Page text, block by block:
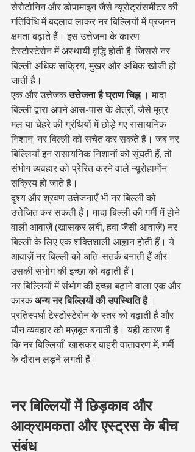
सेरोटोनिन और डोपामाइन जैसे न्यूरोट्रांसमीटर की
गतिविधि में बदलाव लाकर नर बिल्लियों में प्रजनन
क्षमता बढ़ाते हैं। इस उत्तेजना के कारण
टेस्टोस्टेरोन में अस्थायी वृद्धि होती है, जिससे नर
बिल्ली अधिक सक्रिय, मुखर और अधिक खोजी हो
जाती है।
एक और उत्तेजक उत्तेजना है घ्राण चिह्न । मादा
बिल्ली द्वारा अपने आस-पास के क्षेत्रों, जैसे मूत्र,
मल या चेहरे की ग्रंथियों में छोड़े गए रासायनिक
निशान, नर बिल्ली को सचेत कर सकते हैं। जब नर
बिल्लियाँ इन रासायनिक निशानों को सूंघती हैं, तो
संभोग व्यवहार को प्रेरित करने वाले न्यूरोहार्मोन
सक्रिय हो जाते हैं।
दृश्य और श्रवण उत्तेजनाएँ भी नर बिल्ली को
उत्तेजित कर सकती हैं। मादा बिल्ली की गर्मी में होने
वाली आवाज़ें (खासकर लंबी, हवा जैसी आवाज़ें) नर
बिल्ली के लिए एक शक्तिशाली आह्वान होती हैं। ये
आवाज़ें नर बिल्ली को अति-सतर्क बनाती हैं और
उसकी संभोग की इच्छा को बढ़ाती हैं।
नर बिल्लियों में संभोग की इच्छा बढ़ाने वाला एक और
कारक अन्य नर बिल्लियों की उपस्थिति है ।
प्रतिस्पर्धा टेस्टोस्टेरोन के स्तर को बढ़ाती है और
यौन व्यवहार को मज़बूत बनाती है। यही कारण है
कि नर बिल्लियाँ, खासकर बाहरी वातावरण में, गर्मी
के दौरान लड़ने लगती हैं।
नर बिल्लियों में छिड़काव और
आक्रामकता और एस्ट्रस के बीच
संबंध